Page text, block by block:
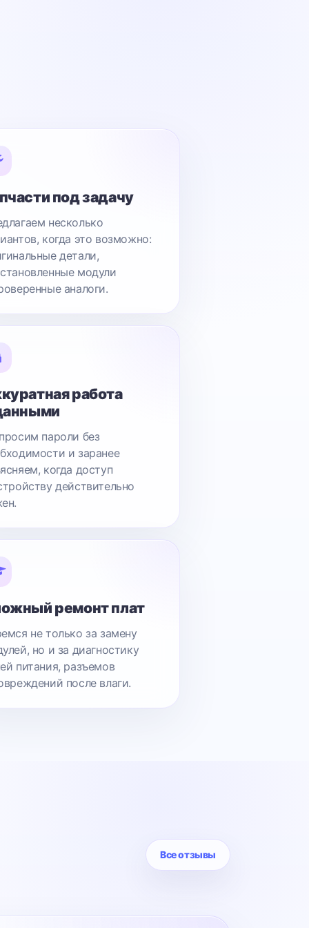
под задачу
несколько
когда это возможно:
детали,
модули
аналоги.
работа
пароли без
и заранее
когда доступ
действительно
ремонт плат
не только за замену
но и за диагностику
питания, разъемов
после влаги.
Все отзывы